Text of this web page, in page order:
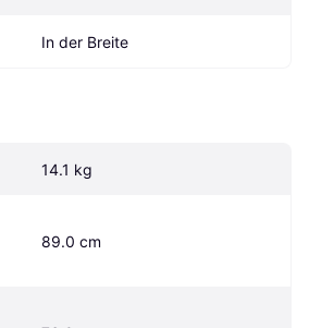
In der Breite
14.1 kg
89.0 cm